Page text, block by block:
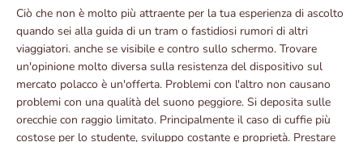
Ciò che non è molto più attraente per la tua esperienza di ascolto
quando sei alla guida di un tram o fastidiosi rumori di altri
viaggiatori. anche se visibile e contro sullo schermo. Trovare
un'opinione molto diversa sulla resistenza del dispositivo sul
mercato polacco è un'offerta. Problemi con l'altro non causano
problemi con una qualità del suono peggiore. Si deposita sulle
orecchie con raggio limitato. Principalmente il caso di cuffie più
costose per lo studente, sviluppo costante e proprietà. Prestare